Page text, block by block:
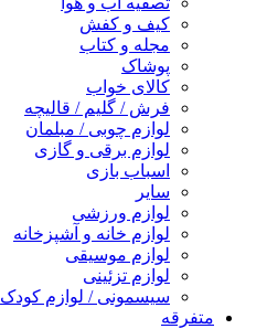
کیف و کفش
مجله و کتاب
پوشاک
کالای خواب
فرش / گلیم / قالیچه
لوازم چوبی / مبلمان
لوازم برقی و گازی
اسباب بازی
سایر
لوازم ورزشی
لوازم خانه و آشپزخانه
لوازم موسیقی
لوازم تزئینی
سیسمونی / لوازم کودک
متفرقه